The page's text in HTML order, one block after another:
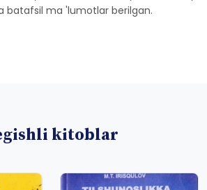
batafsil ma 'lumotlar berilgan.
kitoblar